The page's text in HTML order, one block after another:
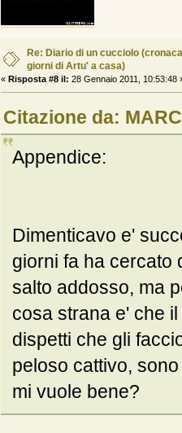
Re: Diario di un cucciolo
giorni di Artu' a casa)
« Risposta #8 il: 28 Gennaio 2011, 10:53:48
Citazione da:
Appendice:
Dimenticavo e'
giorni fa ha cercato
salto addosso, ma
cosa strana e' che
dispetti che gli
peloso cattivo,
mi vuole bene?